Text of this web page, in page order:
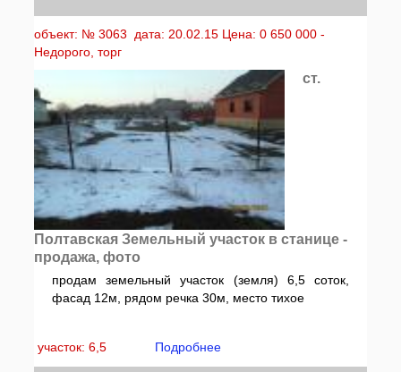
объект: № 3063 дата: 20.02.15 Цена: 0 650 000 -
Недорого, торг
ст.
Полтавская Земельный участок в станице -
продажа, фото
продам земельный участок (земля) 6,5 соток,
фасад 12м, рядом речка 30м, место тихое
участок: 6,5 Подробнее